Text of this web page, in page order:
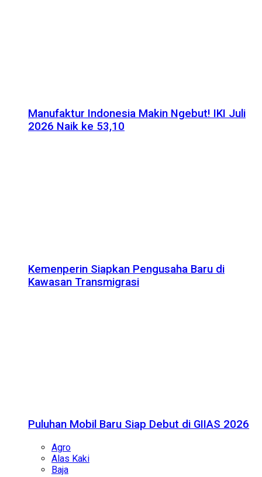
Manufaktur Indonesia Makin Ngebut! IKI Juli
2026 Naik ke 53,10
Kemenperin Siapkan Pengusaha Baru di
Kawasan Transmigrasi
Puluhan Mobil Baru Siap Debut di GIIAS 2026
Agro
Alas Kaki
Baja